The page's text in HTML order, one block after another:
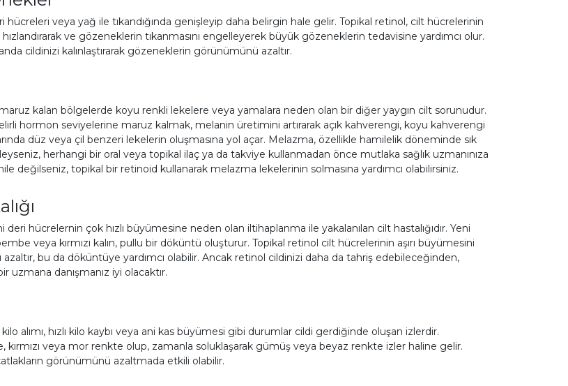
hücreleri veya yağ ile tıkandığında genişleyip daha belirgin hale gelir. Topikal retinol, cilt hücrelerinin
ve gözeneklerin tıkanmasını engelleyerek büyük gözeneklerin tedavisine yardımcı olur.
cildinizi kalınlaştırarak gözeneklerin görünümünü azaltır.
kalan bölgelerde koyu renkli lekelere veya yamalara neden olan bir diğer yaygın cilt sorunudur.
belirli hormon seviyelerine maruz kalmak, melanin üretimini artırarak açık kahverengi, koyu kahverengi
düz veya çil benzeri lekelerin oluşmasına yol açar. Melazma, özellikle hamilelik döneminde sık
herhangi bir oral veya topikal ilaç ya da takviye kullanmadan önce mutlaka sağlık uzmanınıza
değilseniz, topikal bir retinoid kullanarak melazma lekelerinin solmasına yardımcı olabilirsiniz.
deri hücrelernin çok hızlı büyümesine neden olan iltihaplanma ile yakalanılan cilt hastalığıdır. Yeni
veya kırmızı kalın, pullu bir döküntü oluşturur. Topikal retinol cilt hücrelerinin aşırı büyümesini
azaltır, bu da döküntüye yardımcı olabilir. Ancak retinol cildinizi daha da tahriş edebileceğinden,
uzmana danışmanız iyi olacaktır.
alımı, hızlı kilo kaybı veya ani kas büyümesi gibi durumlar cildi gerdiğinde oluşan izlerdir.
kırmızı veya mor renkte olup, zamanla soluklaşarak gümüş veya beyaz renkte izler haline gelir.
görünümünü azaltmada etkili olabilir.